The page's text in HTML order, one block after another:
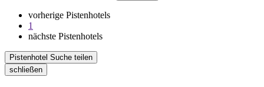
vorherige Pistenhotels
1
nächste Pistenhotels
Pistenhotel Suche teilen
schließen